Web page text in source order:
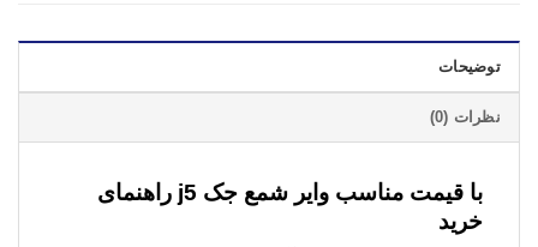
توضیحات
نظرات (0)
با قیمت مناسب وایر شمع جک j5 راهنمای
خرید